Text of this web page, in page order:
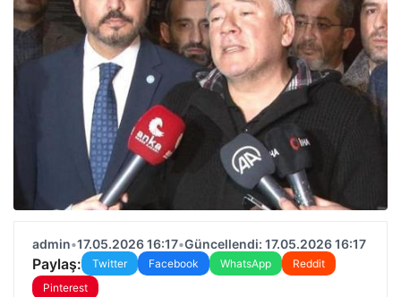
admin•17.05.2026 16:17•Güncellendi: 17.05.2026 16:17
Paylaş: Twitter Facebook WhatsApp
Reddit
Pinterest